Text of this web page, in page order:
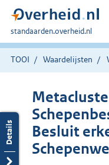
U
bent
hier:
standaarden.overheid.nl
TOOI Waardelijsten
Besluit